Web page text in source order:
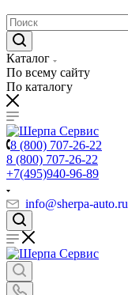
Каталог
По всему сайту
По каталогу
8 (800) 707-26-22
8 (800) 707-26-22
+7(495)940-96-89
info@sherpa-auto.ru